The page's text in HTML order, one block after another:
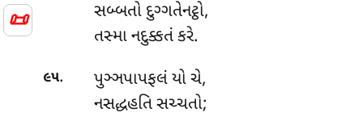
📜
સબ્બતો દુગ્ગતેનટ્ઠો,
તસ્મા નદુક્કતં કરે.
૯૫. પુઞ્ઞપાપફલંયો ચે,
નસદ્ધહતિ સચ્ચતો;